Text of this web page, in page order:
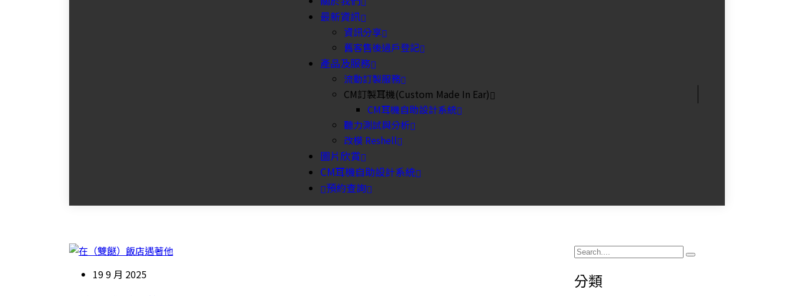
最新資訊
資訊分享
舊客售後過戶登記
產品及服務
流動訂製服務
CM訂製耳機(Custom Made In Ear)
CM耳機自助設計系統
聽力測試與分析
改模 Reshell
圖片欣賞
CM耳機自助設計系統
預約查詢
19 9 月 2025 分類